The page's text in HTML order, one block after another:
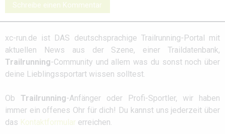
Schreibe einen Kommentar
xc-run.de ist DAS deutschsprachige Trailrunning-Portal mit
aktuellen News aus der Szene, einer Traildatenbank,
Trailrunning-Community und allem was du sonst noch über
deine Lieblingssportart wissen solltest.
Ob Trailrunning-Anfänger oder Profi-Sportler, wir haben
immer ein offenes Ohr für dich! Du kannst uns jederzeit über
das Kontaktformular erreichen.